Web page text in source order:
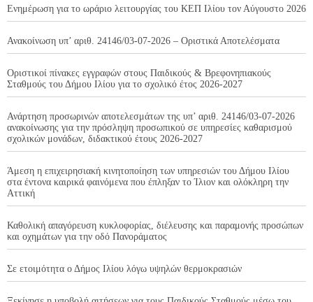
Ενημέρωση για το ωράριο λειτουργίας του ΚΕΠ Ιλίου τον Αύγουστο 2026
Ανακοίνωση υπ’ αριθ. 24146/03-07-2026 – Οριστικά Αποτελέσματα
Οριστικοί πίνακες εγγραφών στους Παιδικούς & Βρεφονηπιακούς
Σταθμούς του Δήμου Ιλίου για το σχολικό έτος 2026-2027
Ανάρτηση προσωρινών αποτελεσμάτων της υπ’ αριθ. 24146/03-07-2026
ανακοίνωσης για την πρόσληψη προσωπικού σε υπηρεσίες καθαρισμού
σχολικών μονάδων, διδακτικού έτους 2026-2027
Άμεση η επιχειρησιακή κινητοποίηση των υπηρεσιών του Δήμου Ιλίου
στα έντονα καιρικά φαινόμενα που έπληξαν το Ίλιον και ολόκληρη την
Αττική
Καθολική απαγόρευση κυκλοφορίας, διέλευσης και παραμονής προσώπων
και οχημάτων για την οδό Πανοράματος
Σε ετοιμότητα ο Δήμος Ιλίου λόγω υψηλών θερμοκρασιών